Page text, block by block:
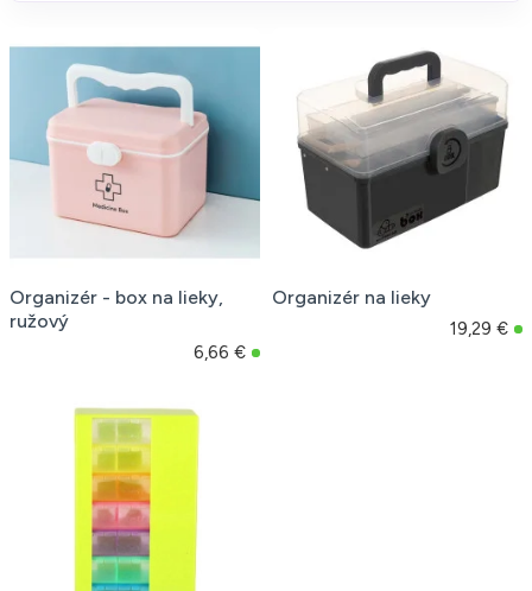
Organizér - box na lieky,
ružový
6,66 €
Organizér na lieky
19,29 €